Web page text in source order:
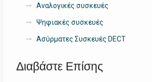
Αναλογικές συσκευές
Ψηφιακές συσκευές
Ασύρματες Συσκευές DECT
Διαβάστε Επίσης